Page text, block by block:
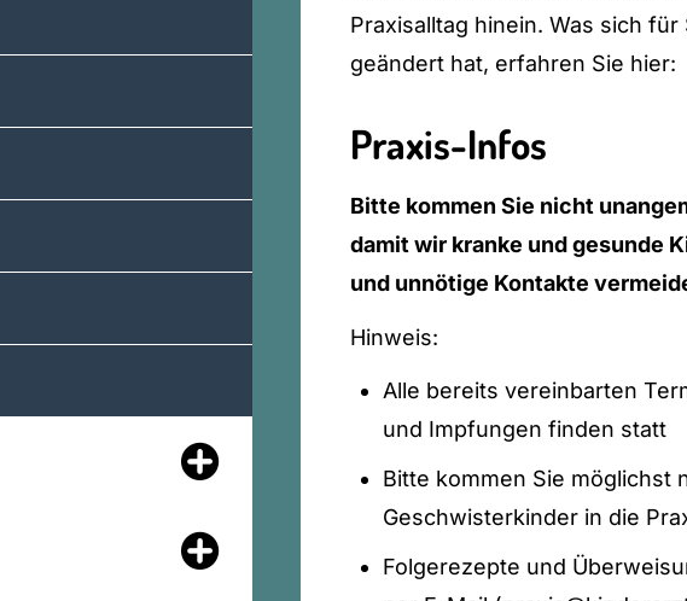
Praxisalltag hinein. Was sich
geändert hat, erfahren Sie hier:
Praxis-Infos
Bitte kommen Sie nicht
damit wir kranke und gesunde
und unnötige Kontakte
Hinweis:
Alle bereits vereinbarten
und Impfungen finden statt
Bitte kommen Sie möglichst
Geschwisterkinder in die
Folgerezepte und